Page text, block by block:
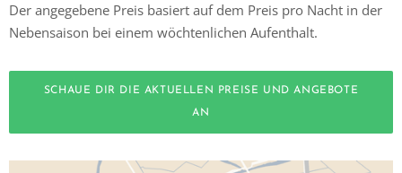
Der angegebene Preis basiert auf dem Preis pro Nacht in der
Nebensaison bei einem wöchtenlichen Aufenthalt.
SCHAUE DIR DIE AKTUELLEN PREISE UND ANGEBOTE
AN